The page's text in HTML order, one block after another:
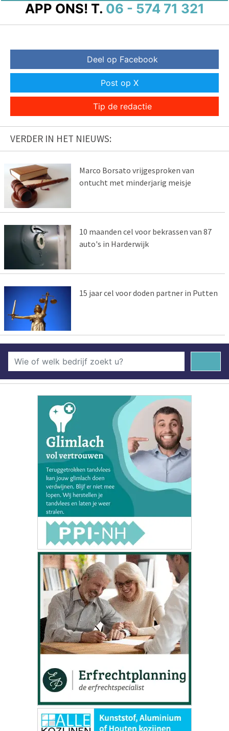
APP ONS! T. 06 - 574 71 321
Deel op Facebook
Post op X
Tip de redactie
VERDER IN HET NIEUWS:
Marco Borsato vrijgesproken van
ontucht met minderjarig meisje
10 maanden cel voor bekrassen van 87
auto's in Harderwijk
15 jaar cel voor doden partner in Putten